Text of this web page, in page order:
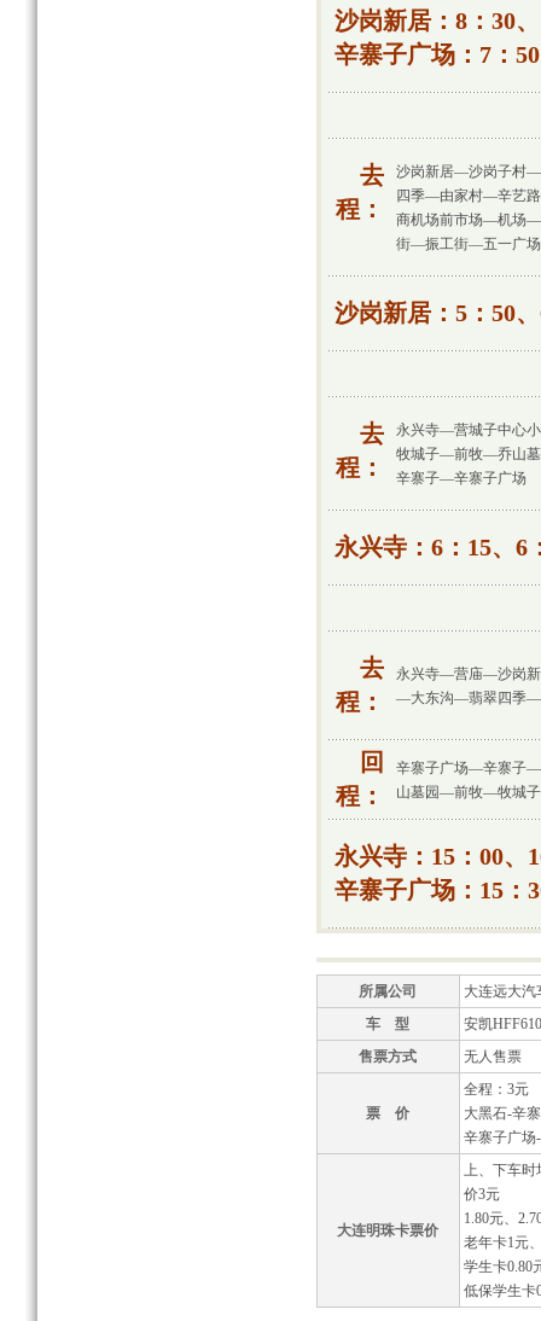
沙岗新居：8：30
辛寨子广场：7：
去
程：
沙岗新居—沙岗子村
四季—由家村—辛艺
商机场前市场—机场
街—振工街—五一广
沙岗新居：5：50
去
程：
永兴寺—营城子中心
牧城子—前牧—乔山
辛寨子—辛寨子广场
永兴寺：6：15、6
去
程：
永兴寺—营庙—沙岗
—大东沟—翡翠四季—
回
程：
辛寨子广场—辛寨子
山墓园—前牧—牧城
永兴寺：15：00、
辛寨子广场：15：
所属公司
大连远大汽
车 型
安凯
售票方式
无人售票
票 价
全程：3元
大黑石-辛
辛寨子广场
大连明珠卡票价
上、下车时
价3元
1.80元、
老年卡1元
学生卡0.80
低保学生卡